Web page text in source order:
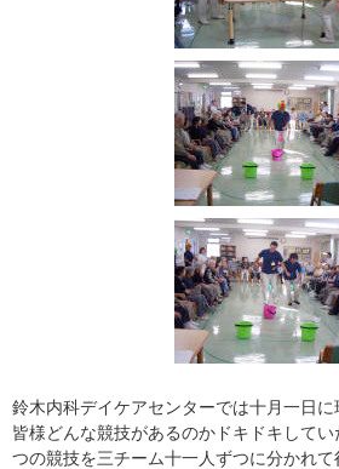
鈴木内科デイケアセンターでは十月一日に
皆様どんな競技があるのかドキドキして
つの競技を三チーム十一人ずつに分かれて